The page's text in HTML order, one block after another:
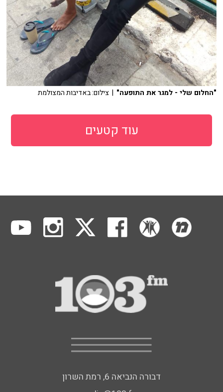
"החלום שלי - למגר את התופעה" | צילום: באדיבות המצולמת
עוד קטעים
דבורה הנביאה 6, רמת השרון